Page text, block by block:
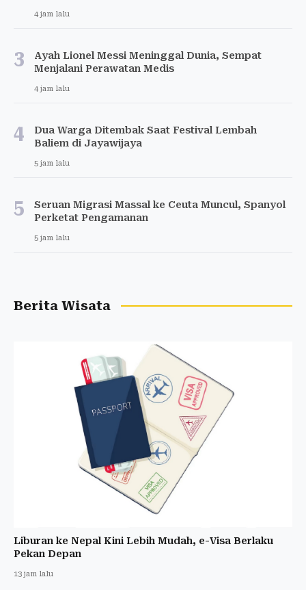
4 jam lalu
3
Ayah Lionel Messi Meninggal Dunia, Sempat
Menjalani Perawatan Medis
4 jam lalu
4
Dua Warga Ditembak Saat Festival Lembah
Baliem di Jayawijaya
5 jam lalu
5
Seruan Migrasi Massal ke Ceuta Muncul, Spanyol
Perketat Pengamanan
5 jam lalu
Berita Wisata
Liburan ke Nepal Kini Lebih Mudah, e-Visa Berlaku
Pekan Depan
13 jam lalu